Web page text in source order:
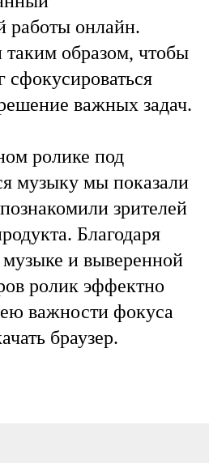
работы онлайн.
таким образом, чтобы
сфокусироваться
важных задач.
ролике под
музыку мы показали
зрителей
Благодаря
и выверенной
ролик эффектно
важности фокуса
браузер.